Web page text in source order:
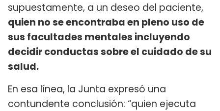
supuestamente, a un deseo del paciente,
quien no se encontraba en pleno uso de
sus facultades mentales incluyendo
decidir conductas sobre el cuidado de su
salud.
En esa línea, la Junta expresó una
contundente conclusión: “quien ejecuta